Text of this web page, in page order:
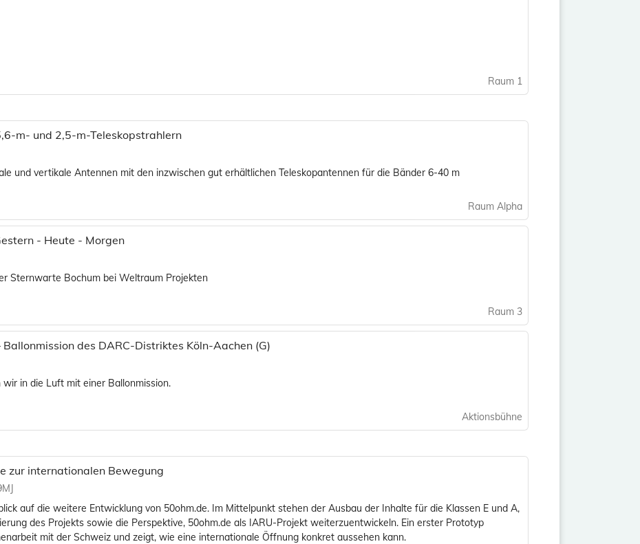
Raum 1
m- und 2,5-m-Teleskopstrahlern
und vertikale Antennen mit den inzwischen gut erhältlichen Teleskopantennen für die Bänder 6-40 m
Raum Alpha
- Heute - Morgen
Sternwarte Bochum bei Weltraum Projekten
Raum 3
des DARC-Distriktes Köln-Aachen (G)
wir in die Luft mit einer Ballonmission.
Aktionsbühne
zur internationalen Bewegung
auf die weitere Entwicklung von 50ohm.de. Im Mittelpunkt stehen der Ausbau der Inhalte für die Klassen E und A,
des Projekts sowie die Perspektive, 50ohm.de als IARU-Projekt weiterzuentwickeln. Ein erster Prototyp
mit der Schweiz und zeigt, wie eine internationale Öffnung konkret aussehen kann.